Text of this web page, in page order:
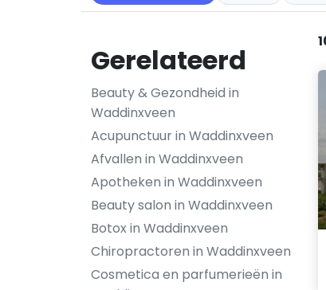
Gerelateerd
Beauty & Gezondheid in
Waddinxveen
Acupunctuur in Waddinxveen
Afvallen in Waddinxveen
Apotheken in Waddinxveen
Beauty salon in Waddinxveen
Botox in Waddinxveen
Chiropractoren in Waddinxveen
Cosmetica en parfumerieën in